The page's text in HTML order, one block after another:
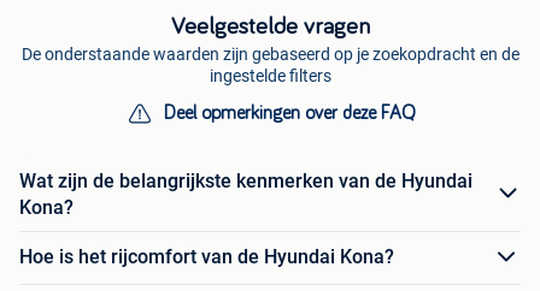
Veelgestelde vragen
De onderstaande waarden zijn gebaseerd op je zoekopdracht en de
ingestelde filters
Deel opmerkingen over deze FAQ
Wat zijn de belangrijkste kenmerken van de Hyundai
Kona?
Hoe is het rijcomfort van de Hyundai Kona?